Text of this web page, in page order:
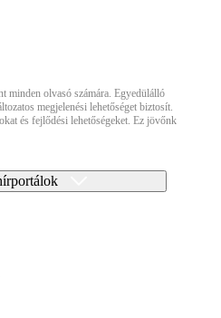
minden olvasó számára. Egyedülálló
megjelenési lehetőséget biztosít.
és fejlődési lehetőségeket. Ez jövőnk